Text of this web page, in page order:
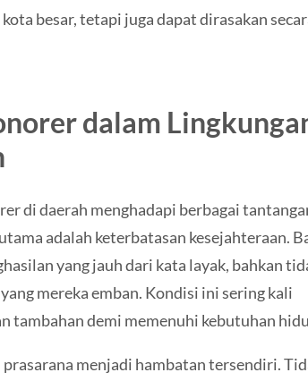
besar, tetapi juga dapat dirasakan
dalam
di daerah menghadapi berbagai
adalah keterbatasan kesejahteraan.
yang jauh dari kata layak, bahkan
mereka emban. Kondisi ini sering kali
tambahan demi memenuhi kebutuhan
menjadi hambatan tersendiri.